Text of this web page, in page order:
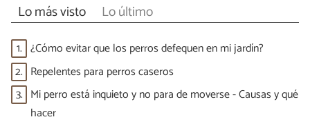
Lo más visto Lo último
1. ¿Cómo evitar que los perros defequen en mi jardín?
2. Repelentes para perros caseros
3. Mi perro está inquieto y no para de moverse - Causas y qué
hacer